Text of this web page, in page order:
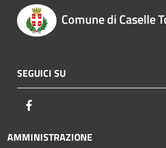
Comune di Caselle
SEGUICI SU
AMMINISTRAZIONE